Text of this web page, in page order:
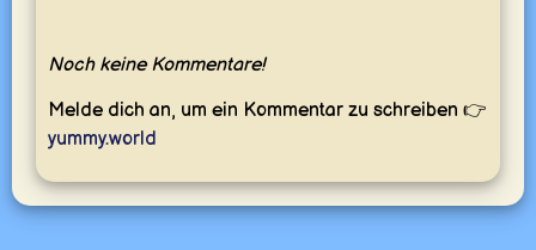
Noch keine Kommentare!
Melde dich an, um ein Kommentar zu schreiben 👉
yummy.world